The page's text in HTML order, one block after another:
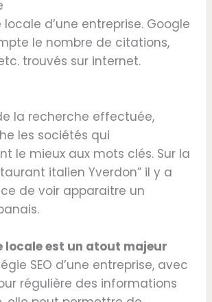
d’une entreprise. Google
le nombre de citations,
trouvés sur internet.
la recherche effectuée,
les sociétés qui
le mieux aux mots clés. Sur la
italien Yverdon” il y a
de voir apparaitre un
locale est un atout majeur
SEO d’une entreprise, avec
régulière des informations